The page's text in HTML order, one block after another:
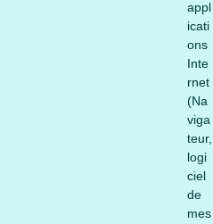
appl
icati
ons
Inte
rnet
(Na
viga
teur,
logi
ciel
de
mes